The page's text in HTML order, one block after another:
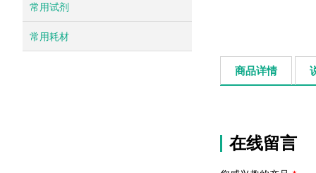
常用试剂
常用耗材
商品详情
在线留言